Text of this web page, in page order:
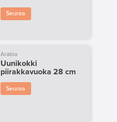
Seuraa
Arabia
Uunikokki
piirakkavuoka 28 cm
Seuraa